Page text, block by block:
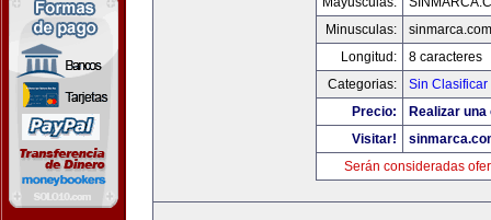
Minusculas:
sinmarca.com
Longitud:
8 caracteres
Categorias:
Sin Clasificar
Precio:
Realizar
Visitar!
Serán consideradas